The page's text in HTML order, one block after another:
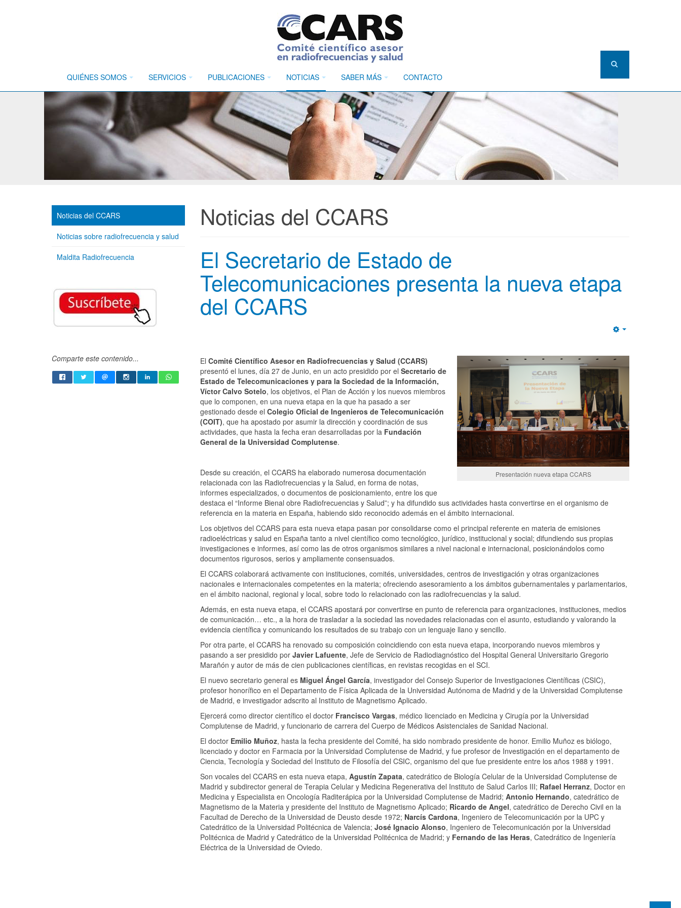
QUIÉNES SOMOS SERVICIOS PUBLICACIONES NOTICIAS SABER MÁS CONTACTO
Noticias del CCARS
El Secretario de Estado de
Telecomunicaciones presenta la nueva etapa
del CCARS
Presentación nueva etapa CCARS
El Comité Científico Asesor en Radiofrecuencias y Salud (CCARS)
presentó el lunes, día 27 de Junio, en un acto presidido por el Secretario de
Estado de Telecomunicaciones y para la Sociedad de la Información,
Víctor Calvo Sotelo, los objetivos, el Plan de Acción y los nuevos miembros
que lo componen, en una nueva etapa en la que ha pasado a ser
gestionado desde el Colegio Oficial de Ingenieros de Telecomunicación
(COIT), que ha apostado por asumir la dirección y coordinación de sus
actividades, que hasta la fecha eran desarrolladas por la Fundación
General de la Universidad Complutense.
Desde su creación, el CCARS ha elaborado numerosa documentación
relacionada con las Radiofrecuencias y la Salud, en forma de notas,
informes especializados, o documentos de posicionamiento, entre los que
destaca el “Informe Bienal obre Radiofrecuencias y Salud”; y ha difundido sus actividades hasta convertirse en el organismo de
referencia en la materia en España, habiendo sido reconocido además en el ámbito internacional.
Los objetivos del CCARS para esta nueva etapa pasan por consolidarse como el principal referente en materia de emisiones
radioeléctricas y salud en España tanto a nivel científico como tecnológico, jurídico, institucional y social; difundiendo sus propias
investigaciones e informes, así como las de otros organismos similares a nivel nacional e internacional, posicionándolos como
documentos rigurosos, serios y ampliamente consensuados.
El CCARS colaborará activamente con instituciones, comités, universidades, centros de investigación y otras organizaciones
nacionales e internacionales competentes en la materia; ofreciendo asesoramiento a los ámbitos gubernamentales y parlamentarios,
en el ámbito nacional, regional y local, sobre todo lo relacionado con las radiofrecuencias y la salud.
Además, en esta nueva etapa, el CCARS apostará por convertirse en punto de referencia para organizaciones, instituciones, medios
de comunicación… etc., a la hora de trasladar a la sociedad las novedades relacionadas con el asunto, estudiando y valorando la
evidencia científica y comunicando los resultados de su trabajo con un lenguaje llano y sencillo.
Por otra parte, el CCARS ha renovado su composición coincidiendo con esta nueva etapa, incorporando nuevos miembros y
pasando a ser presidido por Javier Lafuente, Jefe de Servicio de Radiodiagnóstico del Hospital General Universitario Gregorio
Marañón y autor de más de cien publicaciones científicas, en revistas recogidas en el SCI.
El nuevo secretario general es Miguel Ángel García, investigador del Consejo Superior de Investigaciones Científicas (CSIC),
profesor honorífico en el Departamento de Física Aplicada de la Universidad Autónoma de Madrid y de la Universidad Complutense
de Madrid, e investigador adscrito al Instituto de Magnetismo Aplicado.
Ejercerá como director científico el doctor Francisco Vargas, médico licenciado en Medicina y Cirugía por la Universidad
Complutense de Madrid, y funcionario de carrera del Cuerpo de Médicos Asistenciales de Sanidad Nacional.
El doctor Emilio Muñoz, hasta la fecha presidente del Comité, ha sido nombrado presidente de honor. Emilio Muñoz es biólogo,
licenciado y doctor en Farmacia por la Universidad Complutense de Madrid, y fue profesor de Investigación en el departamento de
Ciencia, Tecnología y Sociedad del Instituto de Filosofía del CSIC, organismo del que fue presidente entre los años 1988 y 1991.
Son vocales del CCARS en esta nueva etapa, Agustín Zapata, catedrático de Biología Celular de la Universidad Complutense de
Madrid y subdirector general de Terapia Celular y Medicina Regenerativa del Instituto de Salud Carlos III; Rafael Herranz, Doctor en
Medicina y Especialista en Oncología Raditerápica por la Universidad Complutense de Madrid; Antonio Hernando, catedrático de
Magnetismo de la Materia y presidente del Instituto de Magnetismo Aplicado; Ricardo de Angel, catedrático de Derecho Civil en la
Facultad de Derecho de la Universidad de Deusto desde 1972; Narcís Cardona, Ingeniero de Telecomunicación por la UPC y
Catedrático de la Universidad Politécnica de Valencia; José Ignacio Alonso, Ingeniero de Telecomunicación por la Universidad
Politécnica de Madrid y Catedrático de la Universidad Politécnica de Madrid; y Fernando de las Heras, Catedrático de Ingeniería
Eléctrica de la Universidad de Oviedo.
Noticias del CCARS
Noticias sobre radiofrecuencia y salud
Maldita Radiofrecuencia
Comparte este contenido...